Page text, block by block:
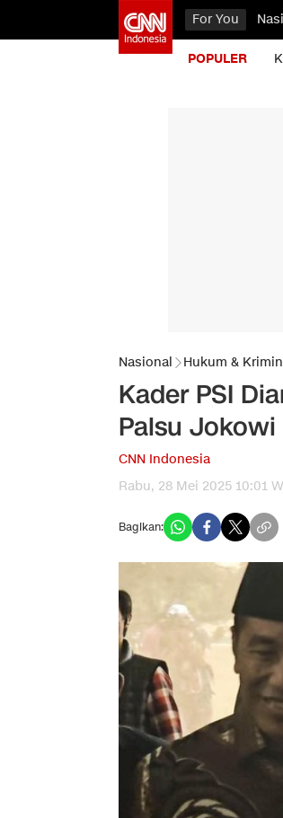
For You
POPULER
Nasional Hukum &
Kader PSI
Palsu Jokowi
CNN Indonesia
Rabu, 28 Mei 2025 10:01
Bagikan: